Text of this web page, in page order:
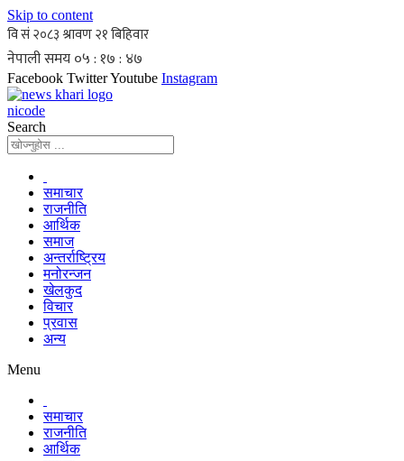
Skip to content
Facebook TwitterYoutube Instagram
nicode
Search
समाचार
राजनीति
आर्थिक
समाज
अन्तर्राष्ट्रिय
मनोरन्जन
खेलकुद
विचार
प्रवास
अन्य
Menu
समाचार
राजनीति
आर्थिक